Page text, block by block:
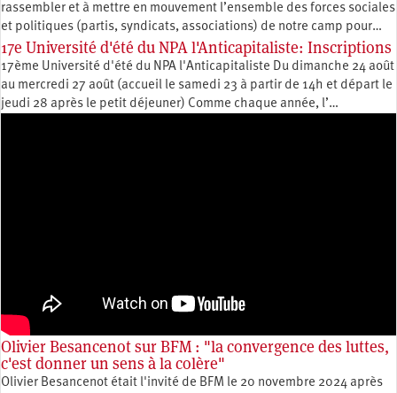
rassembler et à mettre en mouvement l’ensemble des forces sociales
et politiques (partis, syndicats, associations) de notre camp pour…
17e Université d'été du NPA l'Anticapitaliste: Inscriptions
17ème Université d'été du NPA l'Anticapitaliste Du dimanche 24 août
au mercredi 27 août (accueil le samedi 23 à partir de 14h et départ le
jeudi 28 après le petit déjeuner) Comme chaque année, l’…
Olivier Besancenot sur BFM : "la convergence des luttes,
c'est donner un sens à la colère"
Olivier Besancenot était l'invité de BFM le 20 novembre 2024 après